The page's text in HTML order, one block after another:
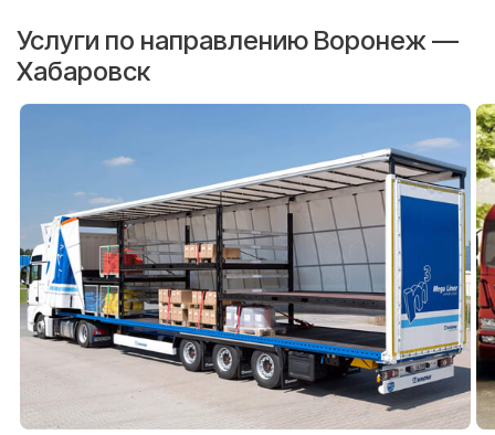
Услуги по направлению Воронеж —
Хабаровск